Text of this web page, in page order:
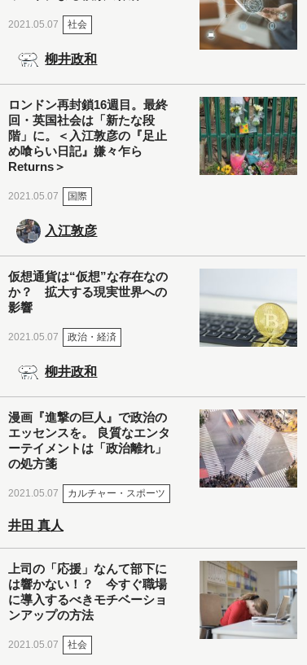
2021.05.07 社会
柳井政和
ロンドン再封鎖16週目。最終
回・英国社会は「新たな段
階」に。＜入江敦彦の『足止
め喰らい日記』嫌々乍ら
Returns＞
2021.05.07 国際
入江敦彦
仮想通貨は“仮想”な存在なの
か？ 拡大する現実世界への
影響
2021.05.07 政治・経済
柳井政和
漫画『進撃の巨人』で政治の
エッセンスを。 良質なエンタ
ーテイメントは「政治離れ」
の処方箋
2021.05.07 カルチャー・スポーツ
井田 真人
上司の「応援」なんて部下に
は響かない！？ 今すぐ職場
に導入するべきモチベーショ
ンアップの方法
2021.05.07 社会